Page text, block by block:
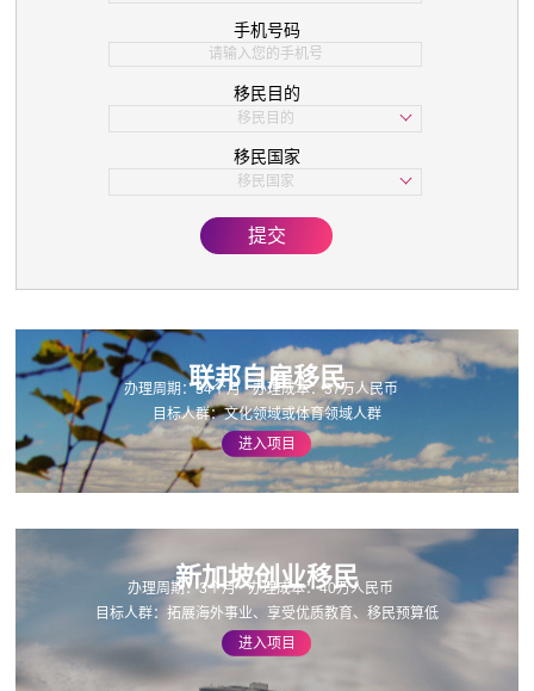
手机号码
移民目的
移民目的
子女教育
移民国家
移民国家
欧洲
亚洲
提交
联邦自雇移民
办理周期：34个月
办理成本：37万人民币
目标人群：文化领域或体育领域人群
进入项目
新加坡创业移民
办理周期：3个月
办理成本：40万人民币
目标人群：拓展海外事业、享受优质教育、移民预算低
进入项目